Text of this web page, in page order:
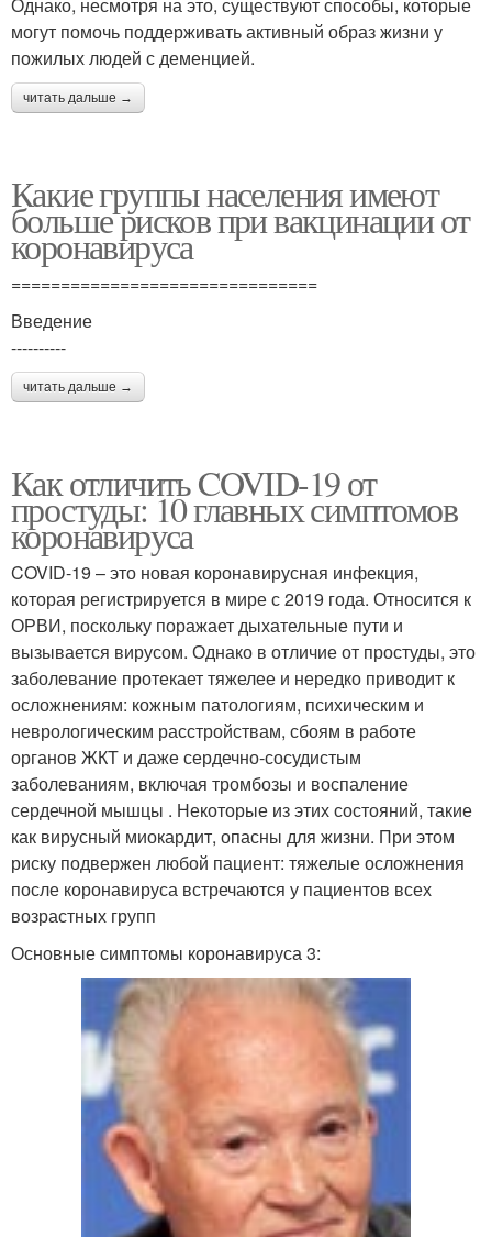
Однако, несмотря на это, существуют способы, которые
могут помочь поддерживать активный образ жизни у
пожилых людей с деменцией.
читать дальше →
Какие группы населения имеют
больше рисков при вакцинации от
коронавируса
===============================
Введение
----------
читать дальше →
Как отличить COVID-19 от
простуды: 10 главных симптомов
коронавируса
COVID-19 – это новая коронавирусная инфекция,
которая регистрируется в мире с 2019 года. Относится к
ОРВИ, поскольку поражает дыхательные пути и
вызывается вирусом. Однако в отличие от простуды, это
заболевание протекает тяжелее и нередко приводит к
осложнениям: кожным патологиям, психическим и
неврологическим расстройствам, сбоям в работе
органов ЖКТ и даже сердечно-сосудистым
заболеваниям, включая тромбозы и воспаление
сердечной мышцы . Некоторые из этих состояний, такие
как вирусный миокардит, опасны для жизни. При этом
риску подвержен любой пациент: тяжелые осложнения
после коронавируса встречаются у пациентов всех
возрастных групп
Основные симптомы коронавируса 3: